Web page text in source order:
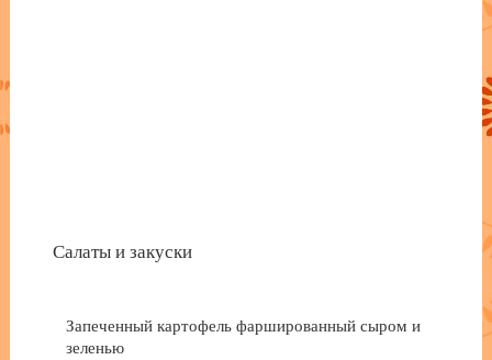
Салаты и закуски
Запеченный картофель фаршированный сыром и
зеленью